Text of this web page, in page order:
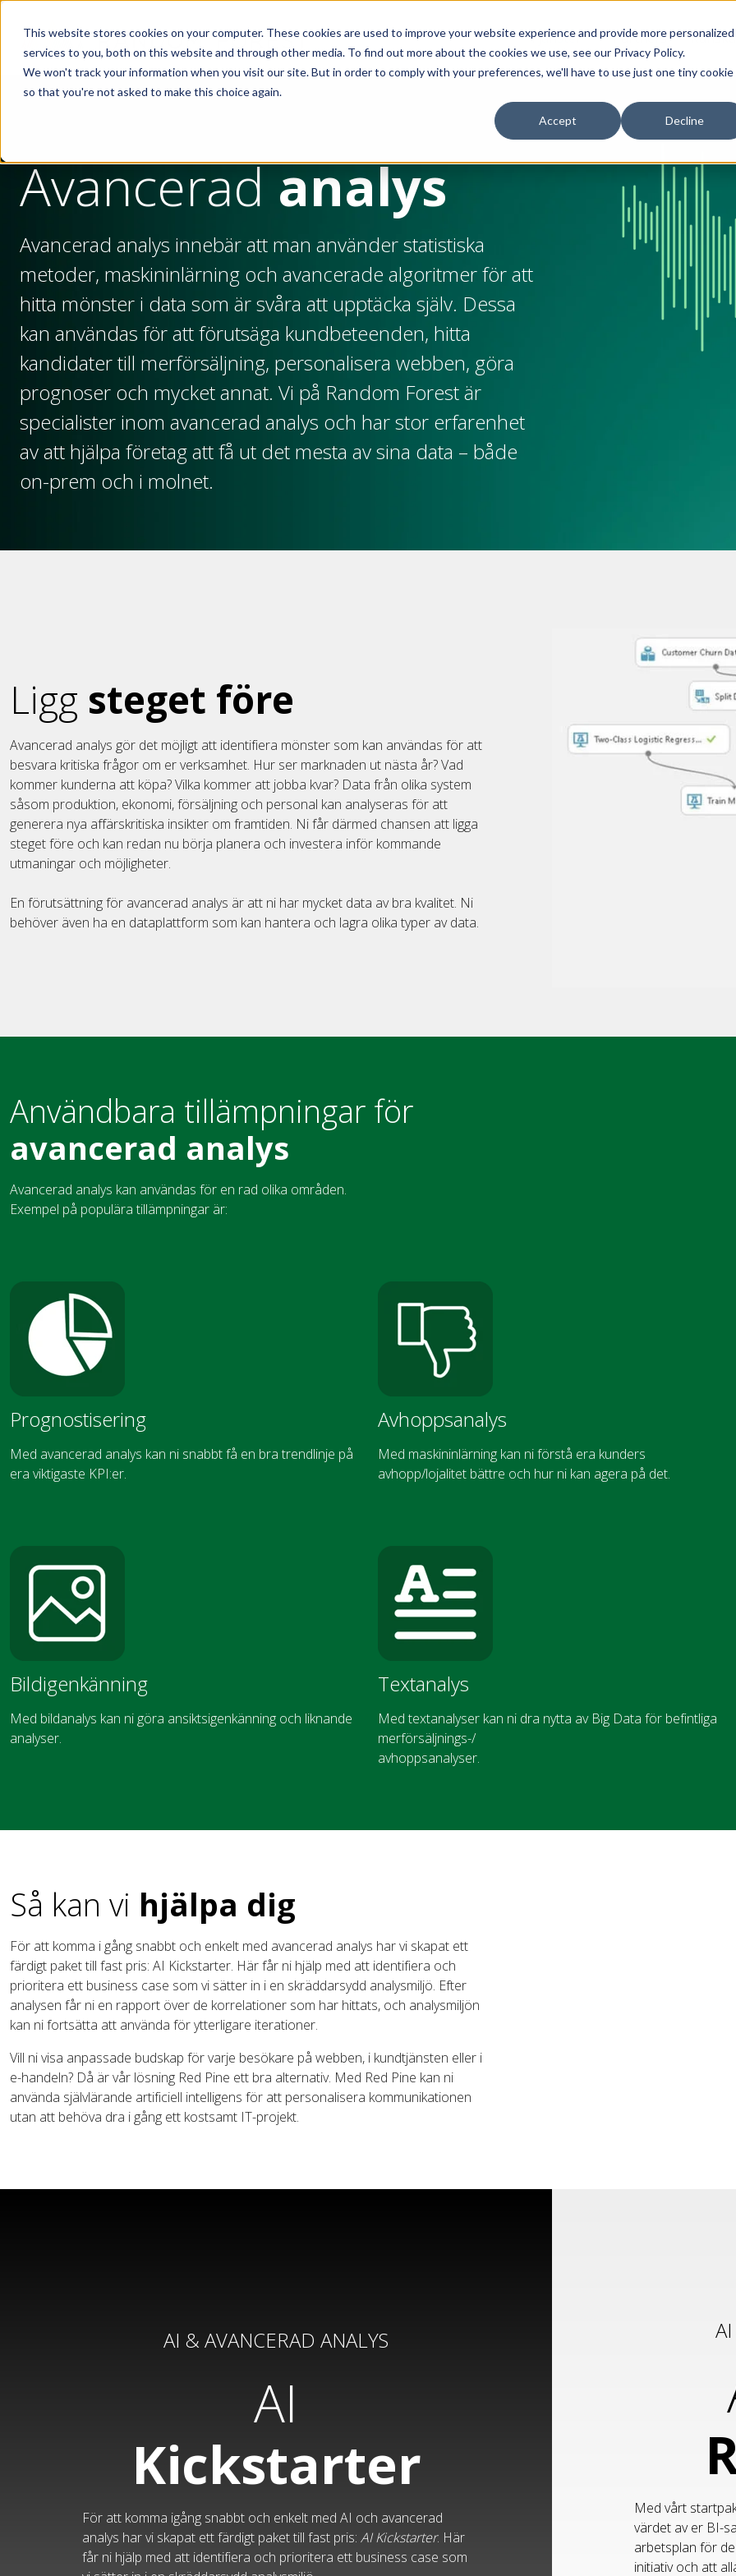
This website stores cookies on your computer. These cookies are used to improve your website experience and provide more personalized
services to you, both on this website and through other media. To find out more about the cookies we use, see our Privacy Policy.
We won't track your information when you visit our site. But in order to comply with your preferences, we'll have to use just one tiny cookie
so that you're not asked to make this choice again.
Accept Decline
Tjänster
Partners Kunskap
Avanceradanalys
Avancerad analys innebär att man använder statistiska
metoder, maskininlärning och avancerade algoritmer för att
hitta mönster i data som är svåra att upptäcka själv. Dessa
kan användas för att förutsäga kundbeteenden, hitta
kandidater till merförsäljning, personalisera webben, göra
prognoser och mycket annat. Vi på Random Forest är
specialister inom avancerad analys och har stor erfarenhet
av att hjälpa företag att få ut det mesta av sina data – både
on-prem och i molnet.
Ligg steget före
Avancerad analys gör det möjligt att identifiera mönster som kan användas för att
besvara kritiska frågor om er verksamhet. Hur ser marknaden ut nästa år? Vad
kommer kunderna att köpa? Vilka kommer att jobba kvar? Data från olika system
såsom produktion, ekonomi, försäljning och personal kan analyseras för att
generera nya affärskritiska insikter om framtiden. Ni får därmed chansen att ligga
steget före och kan redan nu börja planera och investera inför kommande
utmaningar och möjligheter.
En förutsättning för avancerad analys är att ni har mycket data av bra kvalitet. Ni
behöver även ha en dataplattform som kan hantera och lagra olika typer av data.
Användbara tillämpningar för
avancerad analys
Avancerad analys kan användas för en rad olika områden.
Exempel på populära tillämpningar är:
Prognostisering
Med avancerad analys kan ni snabbt få en bra trendlinje på
era viktigaste KPI:er.
Avhoppsanalys
Med maskininlärning kan ni förstå era kunders
avhopp/lojalitet bättre och hur ni kan agera på det.
Bildigenkänning
Med bildanalys kan ni göra ansiktsigenkänning och liknande
analyser.
Textanalys
Med textanalyser kan ni dra nytta av Big Data för befintliga
merförsäljnings-/
avhoppsanalyser.
Så kan vi hjälpa dig
För att komma i gång snabbt och enkelt med avancerad analys har vi skapat ett
färdigt paket till fast pris: AI Kickstarter. Här får ni hjälp med att identifiera och
prioritera ett business case som vi sätter in i en skräddarsydd analysmiljö. Efter
analysen får ni en rapport över de korrelationer som har hittats, och analysmiljön
kan ni fortsätta att använda för ytterligare iterationer.
Vill ni visa anpassade budskap för varje besökare på webben, i kundtjänsten eller i
e-handeln? Då är vår lösning Red Pine ett bra alternativ. Med Red Pine kan ni
använda självlärande artificiell intelligens för att personalisera kommunikationen
utan att behöva dra i gång ett kostsamt IT-projekt.
AI & AVANCERAD ANALYS
AI
Kickstarter
För att komma igång snabbt och enkelt med AI och avancerad
analys har vi skapat ett färdigt paket till fast pris: AI Kickstarter. Här
får ni hjälp med att identifiera och prioritera ett business case som
Med vårt
värdet av er BI-
arbetsplan för
initiativ och att